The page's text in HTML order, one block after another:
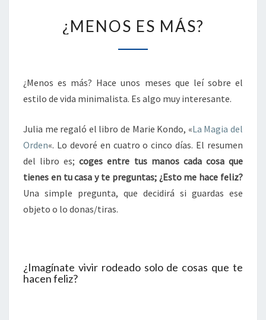
ES
¿MENOS ES MÁS?
¿Menos es más? Hace unos meses que leí sobre el
estilo de vida minimalista. Es algo muy interesante.
Julia me regaló el libro de Marie Kondo, «La Magia del
Orden«. Lo devoré en cuatro o cinco días. El resumen
del libro es;coges entre tus manos cada cosa que
tienes en tu casa y te preguntas; ¿Esto me hace feliz?
Una simple pregunta, que decidirá si guardas ese
objeto o lo donas/tiras.
¿Imagínate vivir rodeado solo de cosas que te
hacen feliz?